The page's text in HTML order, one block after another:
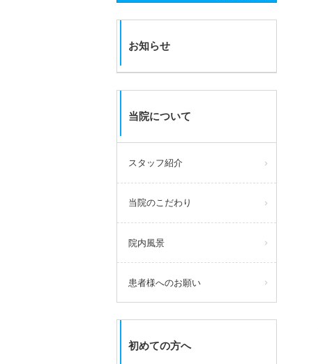
お知らせ
当院について
スタッフ紹介
当院のこだわり
院内風景
患者様へのお願い
初めての方へ